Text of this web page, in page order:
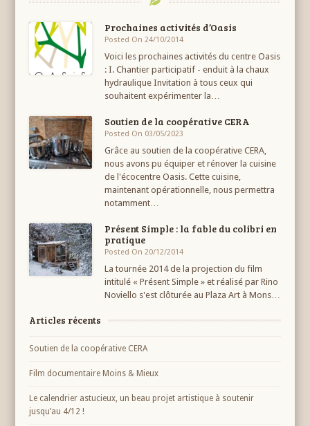
Prochaines activités d’Oasis
Posted On 24/10/2014
Voici les prochaines activités du centre Oasis
: I. Chantier participatif - enduit à la chaux
hydraulique Invitation à tous ceux qui
souhaitent expérimenter la…
Soutien de la coopérative CERA
Posted On 03/05/2023
Grâce au soutien de la coopérative CERA,
nous avons pu équiper et rénover la cuisine
de l'écocentre Oasis. Cette cuisine,
maintenant opérationnelle, nous permettra
notamment…
Présent Simple : la fable du colibri en
pratique
Posted On 20/12/2014
La tournée 2014 de la projection du film
intitulé « Présent Simple » et réalisé par Rino
Noviello s'est clôturée au Plaza Art à Mons…
Articles récents
Soutien de la coopérative CERA
Film documentaire Moins & Mieux
Le calendrier astucieux, un beau projet artistique à soutenir
jusqu’au 4/12 !